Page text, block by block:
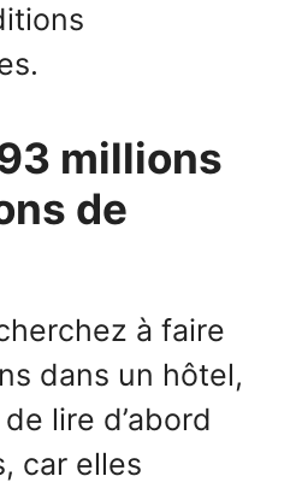
millions
de
à faire
dans un hôtel,
lire d’abord
car elles